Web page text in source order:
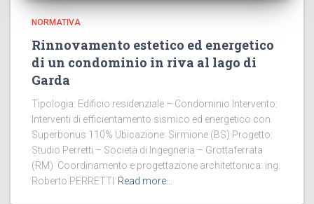
NORMATIVA
Rinnovamento estetico ed energetico
di un condominio in riva al lago di
Garda
Tipologia: Edificio residenziale – Condominio Intervento:
Interventi di efficientamento sismico ed energetico con
Superbonus 110% Ubicazione: Sirmione (BS) Progetto:
Studio Perretti – Società di Ingegneria – Grottaferrata
(RM) Coordinamento e progettazione architettonica: ing.
Roberto PERRETTI Read more…